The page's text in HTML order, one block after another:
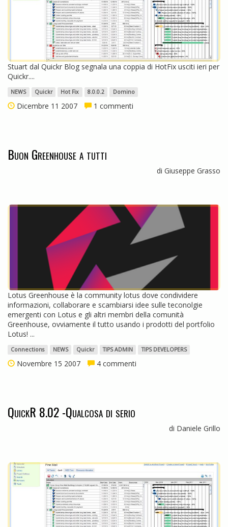
Stuart dal Quickr Blog segnala una coppia di HotFix usciti ieri per
Quickr....
NEWS Quickr Hot Fix 8.0.0.2 Domino
Dicembre 11 2007 1 commenti
Buon Greenhouse a tutti
di Giuseppe Grasso
Lotus Greenhouse è la community lotus dove condividere
informazioni, collaborare e scambiarsi idee sulle teconolgie
emergenti con Lotus e gli altri membri della comunità
Greenhouse, ovviamente il tutto usando i prodotti del portfolio
Lotus! ...
Connections NEWS Quickr TIPS ADMIN TIPS DEVELOPERS
Novembre 15 2007 4 commenti
QuickR 8.02 -Qualcosa di serio
di Daniele Grillo